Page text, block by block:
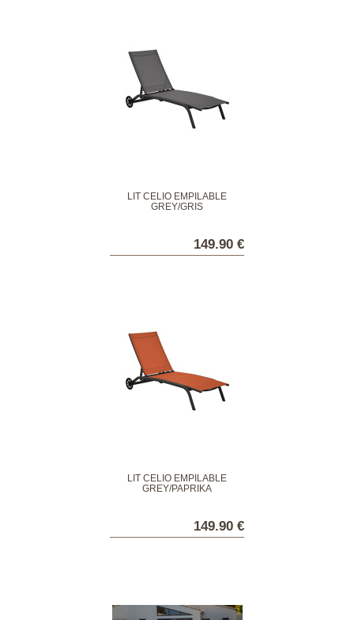
LIT CELIO EMPILABLE
GREY/GRIS
149.90 €
LIT CELIO EMPILABLE
GREY/PAPRIKA
149.90 €